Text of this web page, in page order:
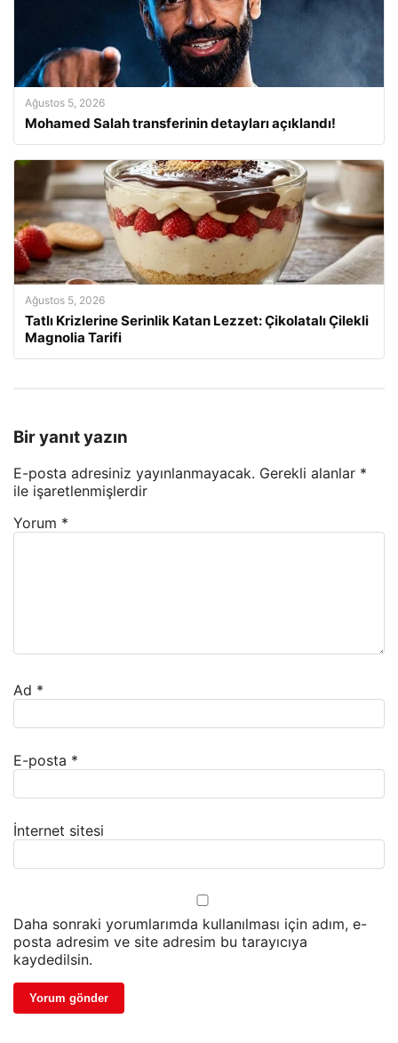
Ağustos 5, 2026
Mohamed Salah transferinin detayları açıklandı!
Ağustos 5, 2026
Tatlı Krizlerine Serinlik Katan Lezzet: Çikolatalı Çilekli
Magnolia Tarifi
Bir yanıt yazın
E-posta adresiniz yayınlanmayacak. Gerekli alanlar *
ile işaretlenmişlerdir
Yorum *
Ad *
E-posta *
İnternet sitesi
Daha sonraki yorumlarımda kullanılması için adım, e-
posta adresim ve site adresim bu tarayıcıya
kaydedilsin.